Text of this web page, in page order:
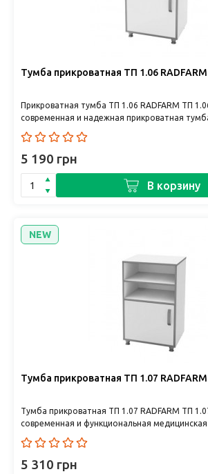
Тумба прикроватная ТП 1.06 RADFARM
Прикроватная тумба ТП 1.06 RADFARM ТП
современная и надежная прикроватная
оптима..
5 190 грн
В корзину
NEW
Тумба прикроватная ТП 1.07 RADFARM
Тумба прикроватная ТП 1.07 RADFARM ТП
современная и функциональная
предназначенная ..
5 310 грн